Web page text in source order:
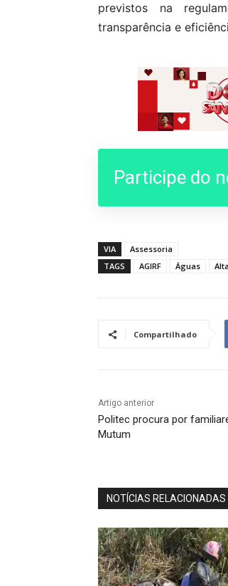
previstos na
transparência e
Participe do
VIA
Assessoria
TAGS
AGIRF Águas
Compartilhado
Artigo anterior
Politec procura por
Mutum
NOTÍCIAS RELACIONADAS